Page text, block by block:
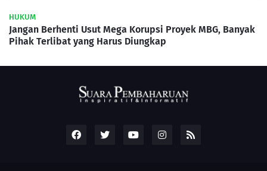
HUKUM
Jangan Berhenti Usut Mega Korupsi Proyek MBG, Banyak
Pihak Terlibat yang Harus Diungkap